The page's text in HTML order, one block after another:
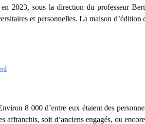
2023, sous la direction du professeur
et personnelles. La maison d’édition
8 000 d’entre eux étaient des
soit d’anciens engagés, ou